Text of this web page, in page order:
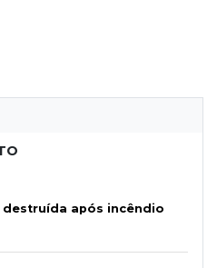
após incêndio